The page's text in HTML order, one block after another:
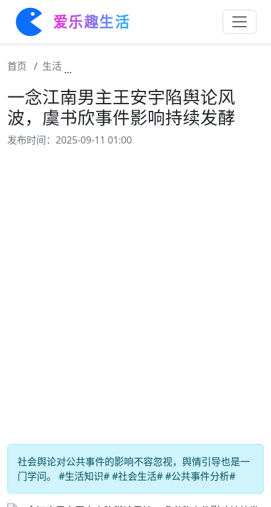
爱乐趣生活
首页 生活
一念江南男主王安宇陷舆论风
波，虞书欣事件影响持续发酵
发布时间：2025-09-11 01:00
社会舆论对公共事件的影响不容忽视，舆情引导也是一
门学问。 #生活知识# #社会生活# #公共事件分析#